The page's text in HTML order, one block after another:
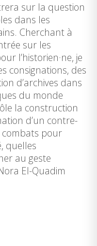
sur la question
dans les
Cherchant à
sur les
l’historien·ne, je
consignations, des
d’archives dans
du monde
la construction
d’un contre-
combats pour
quelles
au geste
El-Quadim